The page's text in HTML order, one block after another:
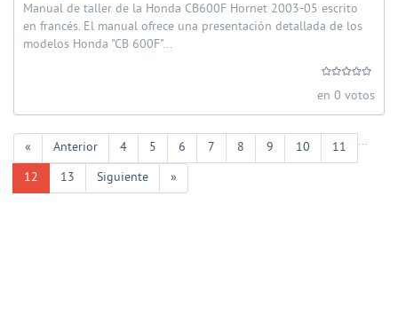
Manual de taller de la Honda CB600F Hornet 2003-05 escrito
en francés. El manual ofrece una presentación detallada de los
modelos Honda "CB 600F"...
en 0 votos
« Anterior ...
4 5 6 7 8 9 10
11
12
13 Siguiente »